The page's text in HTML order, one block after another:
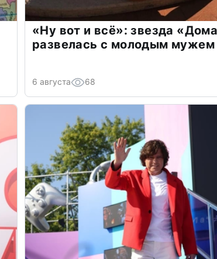
«Ну вот и всё»: звезда
развелась с молодым мужем
6 августа 68